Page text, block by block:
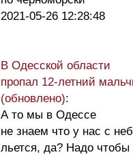
2021-05-26 12:28:48
В Одесской области
пропал 12-летний
(обновлено):
А то мы в Одессе
не знаем что у нас с
льется, да? Надо чтобы